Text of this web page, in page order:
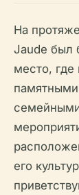
На
Jaude был
место,
его